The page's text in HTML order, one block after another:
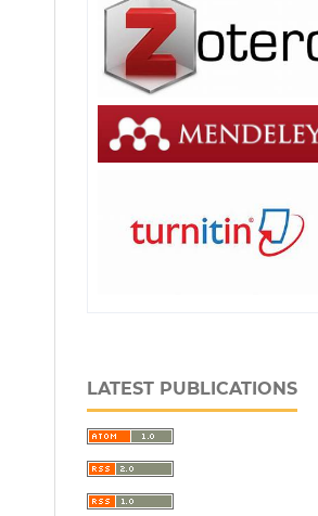
LATEST PUBLICATIONS